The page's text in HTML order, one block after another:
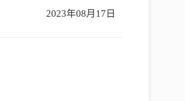
2023年08月17日